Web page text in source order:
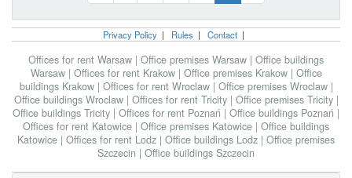
Privacy Policy | Rules | Contact |
Offices for rent Warsaw | Office premises Warsaw | Office buildings
Warsaw | Offices for rent Krakow | Office premises Krakow | Office
buildings Krakow | Offices for rent Wroclaw | Office premises Wroclaw |
Office buildings Wroclaw | Offices for rent Tricity | Office premises Tricity |
Office buildings Tricity | Offices for rent Poznań | Office buildings Poznań |
Offices for rent Katowice | Office premises Katowice | Office buildings
Katowice | Offices for rent Lodz | Office buildings Lodz | Office premises
Szczecin | Office buildings Szczecin